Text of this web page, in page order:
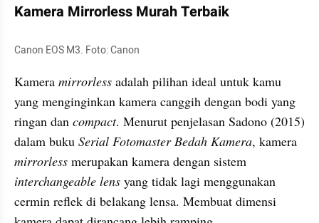
Kamera Mirrorless Murah Terbaik
Canon EOS M3. Foto: Canon
Kamera mirrorless adalah pilihan ideal untuk kamu
yang menginginkan kamera canggih dengan bodi yang
ringan dan compact. Menurut penjelasan Sadono (2015)
dalam buku Serial Fotomaster Bedah Kamera
mirrorless
interchangeable lens yang tidak lagi menggunakan
cermin reflek di belakang lensa. Membuat dimensi